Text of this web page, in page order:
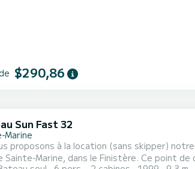
$290,86
Sun Fast 32
Marine
proposons à la location (sans skipper)
Sainte-Marine, dans le Finistère. Ce point